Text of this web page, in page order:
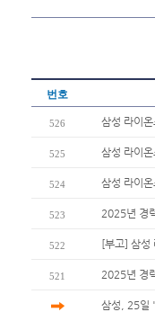
번호
526 삼성 라이
525 삼성 라이
524 삼성 라이
523 2025년 경
522 [부고] 삼성
521 2025년 경
삼성, 25일